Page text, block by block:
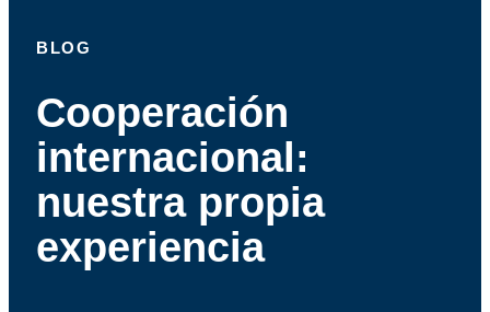
BLOG
Cooperación
internacional:
nuestra propia
experiencia